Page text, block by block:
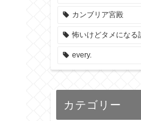
カンブリア宮殿
怖いけどタメになる
every.
カテゴリー